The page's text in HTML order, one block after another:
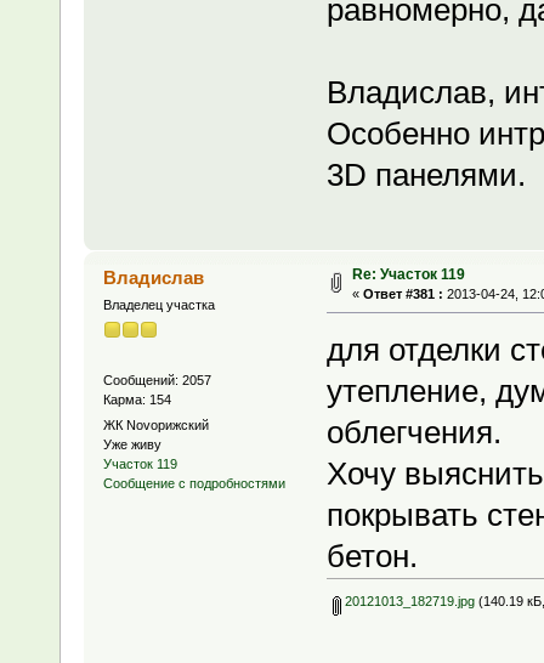
равномерно,
Владислав,
Особенно
3D панелями.
Владислав
Владелец участка
Сообщений: 2057
Карма: 154
ЖК Novoрижский
Уже живу
Участок 119
Сообщение с подробностями
Re: Участок 119
« Ответ #381 : 2013-04-24,
для отделки
утепление,
облегчения.
Хочу
покрывать
бетон.
20121013_182719.jpg(140.19